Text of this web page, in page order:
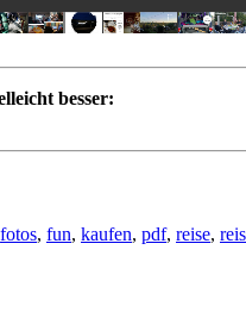
besser:
fotos, fun, kaufen, pdf, reise,